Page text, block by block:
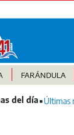
FARÁNDULA
Últimas